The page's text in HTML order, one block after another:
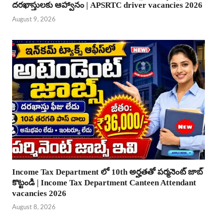
దరఖాస్తులకు ఆహ్వానం | APSRTC driver vacancies 2026
August 9, 2026
Income Tax Department లో 10th అర్హతతో పర్మనెంట్ జాబ్
కొట్టండి | Income Tax Department Canteen Attendant
vacancies 2026
August 8, 2026